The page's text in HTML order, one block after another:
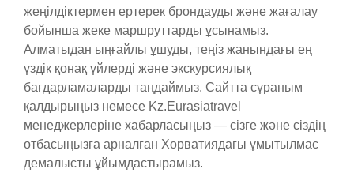
жеңілдіктермен ертерек брондауды және жағалау
бойынша жеке маршруттарды ұсынамыз.
Алматыдан ыңғайлы ұшуды, теңіз жанындағы ең
үздік қонақ үйлерді және экскурсиялық
бағдарламаларды таңдаймыз. Сайтта сұраным
қалдырыңыз немесе Kz.Eurasiatravel
менеджерлеріне хабарласыңыз — сізге және сіздің
отбасыңызға арналған Хорватиядағы ұмытылмас
демалысты ұйымдастырамыз.